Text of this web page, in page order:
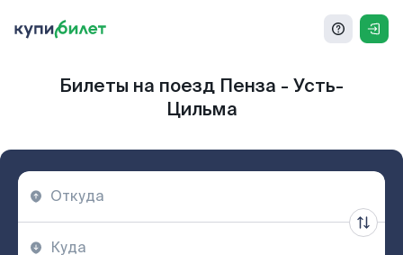
Билеты на поезд Пенза - Усть-
Цильма